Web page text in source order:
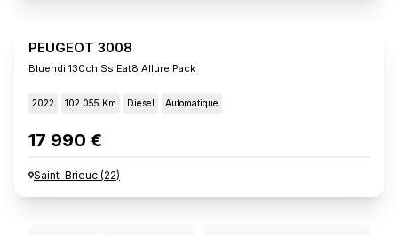
PEUGEOT 3008
Bluehdi 130ch Ss Eat8 Allure Pack
2022 102 055 Km Diesel Automatique
17 990 €
Saint-Brieuc (22)